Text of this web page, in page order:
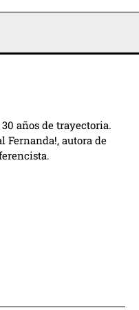
años de trayectoria.
Fernanda!, autora de